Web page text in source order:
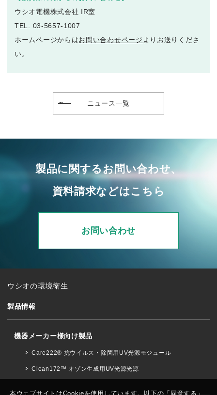
ウシオ電機株式会社 IR室
TEL: 03-5657-1007
ホームページからはお問い合わせページ よりお送りくださ
い。
ニュース一覧
製品に関するお問い合わせ、
資料請求などはこちら
お問い合わせ
ウシオの環境衛生
製品情報
機器メーカー様向け製品
Care222® 抗ウイルス・除菌用UV光源モジュール
Clean172™ オゾン生成用UV光源光源
本ウェブサイトはCookieを使用しています。以下の「同意する」